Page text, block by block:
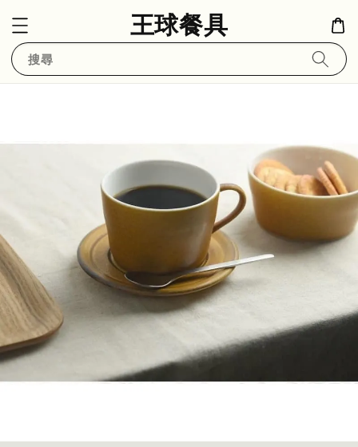
王球餐具
搜尋